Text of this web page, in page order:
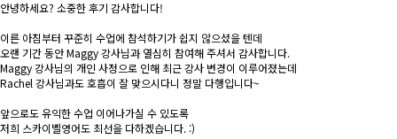
안녕하세요? 소중한 후기 감사합니다!
이른 아침부터 꾸준히 수업에 참석하기가 쉽지 않으셨을 텐데
오랜 기간 동안 Maggy 강사님과 열심히 참여해 주셔서 감사합니다.
Maggy 강사님의 개인 사정으로 인해 최근 강사 변경이 이루어졌는데
Rachel 강사님과도 호흡이 잘 맞으시다니 정말 다행입니다~
앞으로도 유익한 수업 이어나가실 수 있도록
저희 스카이벨영어도 최선을 다하겠습니다. :)